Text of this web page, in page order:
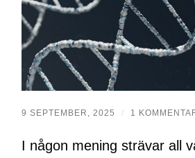
9 SEPTEMBER, 2025 / 1
I någon mening strävar all